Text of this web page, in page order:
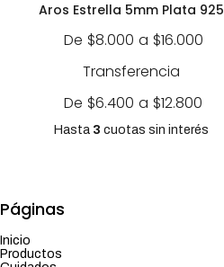
Aros Estrella 5mm Plata 925
De $8.000 a $16.000
Transferencia
De $6.400 a $12.800
Hasta 3 cuotas sin interés
Páginas
Inicio
Productos